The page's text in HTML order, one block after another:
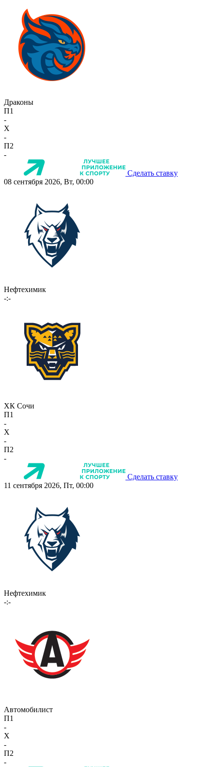
Драконы
П1
-
X
-
П2
-
Сделать ставку
08 сентября 2026, Вт, 00:00
Нефтехимик
-:-
ХК Сочи
П1
-
X
-
П2
-
Сделать ставку
11 сентября 2026, Пт, 00:00
Нефтехимик
-:-
Автомобилист
П1
-
X
-
П2
-